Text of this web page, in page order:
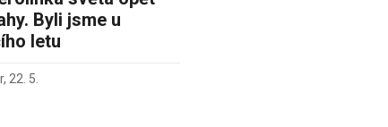
Byli jsme u
letu
, 22. 5.